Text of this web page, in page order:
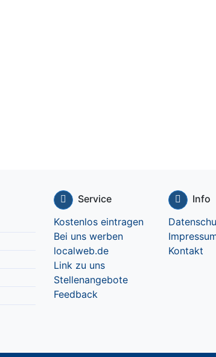
Service
Kostenlos eintragen
Bei uns werben
localweb.de
Link zu uns
Stellenangebote
Feedback
Info
Kontakt